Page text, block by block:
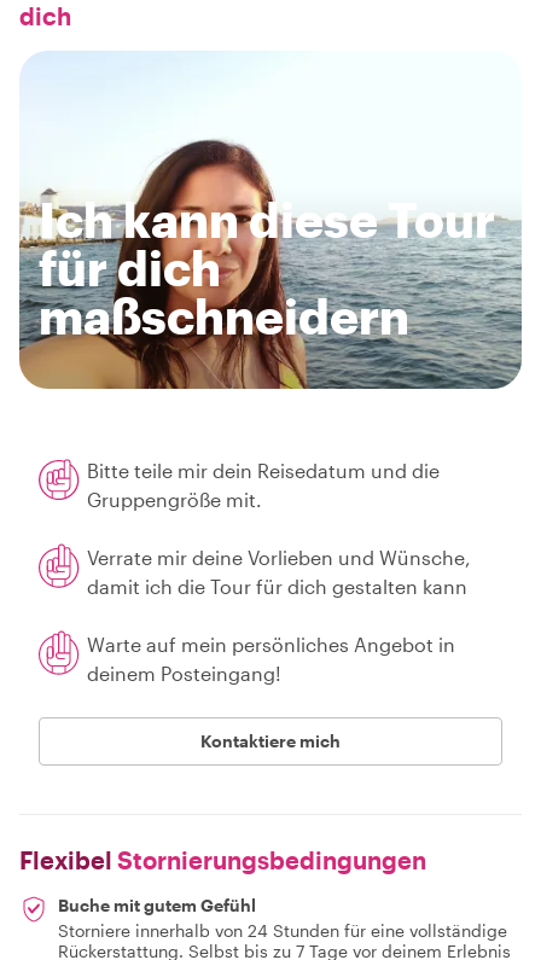
dich
Ich kann diese Tour
für dich
maßschneidern
Bitte teile mir dein Reisedatum und die
Gruppengröße mit.
Verrate mir deine Vorlieben und Wünsche,
damit ich die Tour für dich gestalten kann
Warte auf mein persönliches Angebot in
deinem Posteingang!
Kontaktiere mich
Flexibel Stornierungsbedingungen
Buche mit gutem Gefühl
Storniere innerhalb von 24 Stunden für eine vollständige
Rückerstattung. Selbst bis zu 7 Tage vor deinem Erlebnis